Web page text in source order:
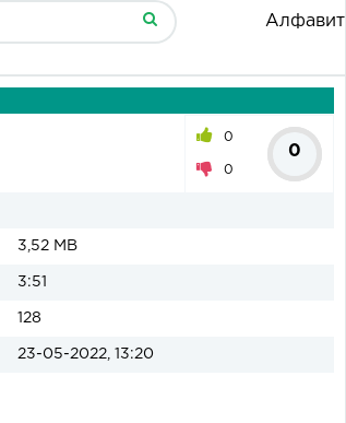
Алфавит
0
0
0
3,52 MB
3:51
128
23-05-2022, 13:20